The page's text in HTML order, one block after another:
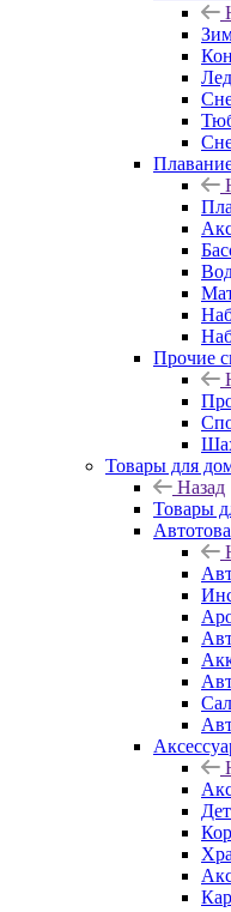
Прочие
Товары для
Назад
Товары